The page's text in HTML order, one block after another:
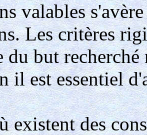
valables
Les critères
du but
il est essentiel
existent des